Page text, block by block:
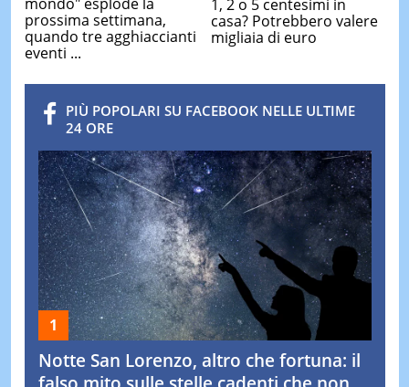
prossima settimana,
quando tre agghiaccianti
eventi ...
1, 2 o 5 centesimi in
casa? Potrebbero valere
migliaia di euro
PIÙ POPOLARI SU FACEBOOK NELLE ULTIME
24 ORE
Notte San Lorenzo, altro che fortuna: il